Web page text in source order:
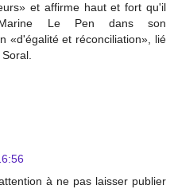
et affirme haut et fort qu'il
Le Pen dans son
«d'égalité et réconciliation», lié
à ne pas laisser publier